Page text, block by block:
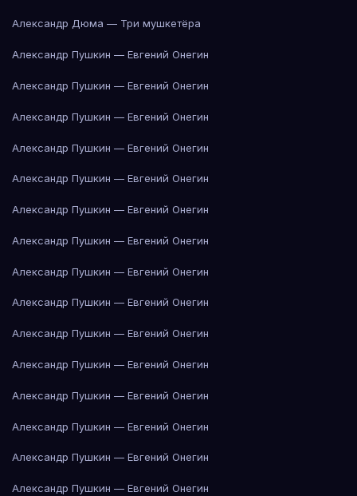
Александр Дюма — Три мушкетёра
Александр Пушкин — Евгений Онегин
Александр Пушкин — Евгений Онегин
Александр Пушкин — Евгений Онегин
Александр Пушкин — Евгений Онегин
Александр Пушкин — Евгений Онегин
Александр Пушкин — Евгений Онегин
Александр Пушкин — Евгений Онегин
Александр Пушкин — Евгений Онегин
Александр Пушкин — Евгений Онегин
Александр Пушкин — Евгений Онегин
Александр Пушкин — Евгений Онегин
Александр Пушкин — Евгений Онегин
Александр Пушкин — Евгений Онегин
Александр Пушкин — Евгений Онегин
Александр Пушкин — Евгений Онегин